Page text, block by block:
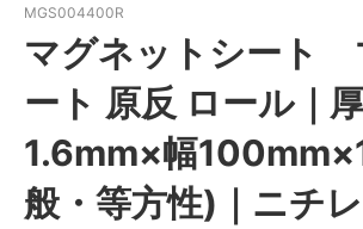
MGS004400R
マグネットシート
ート 原反 ロール｜
1.6mm×幅
般・等方性)｜ニチ